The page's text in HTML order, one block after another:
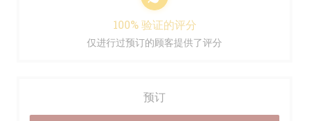
100% 验证的评分
仅进行过预订的顾客提供了评分
预订